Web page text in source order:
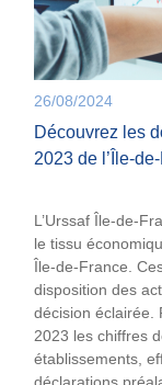
26/08/2024
Découvrez les
2023 de l’Île-
L’Urssaf Île-de-
le tissu
Île‑de-France.
disposition des
décision éclairée.
2023 les chiffres
établissements,